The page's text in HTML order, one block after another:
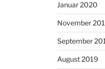
Januar 2020
November
September
August 2019